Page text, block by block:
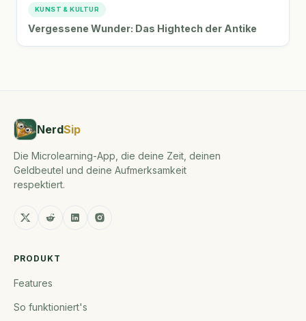
KUNST & KULTUR
Vergessene Wunder: Das Hightech der Antike
NerdSip
Die Microlearning-App, die deine Zeit, deinen
Geldbeutel und deine Aufmerksamkeit
respektiert.
PRODUKT
Features
So funktioniert's